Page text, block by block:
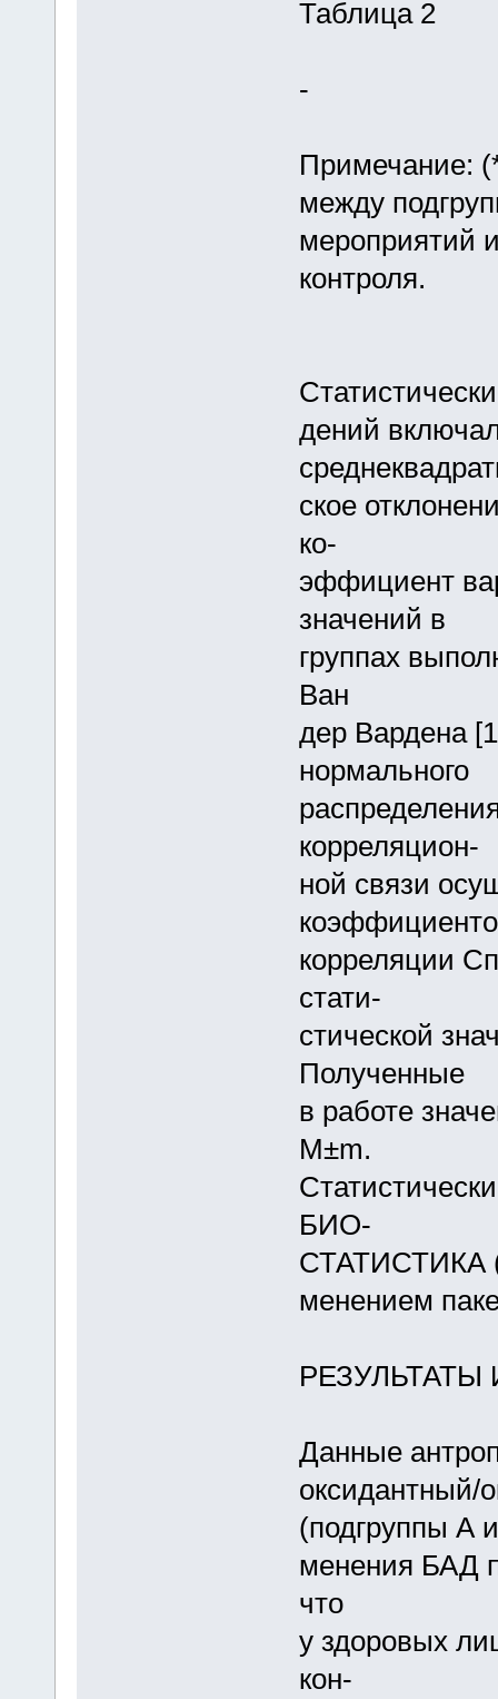
Таблица 2
-
Примечание:
между
мероприятий
контроля.
дений
ское
ко-
эффициент
значений в
группах
Ван
дер Вардена
нормального
корреляцион-
ной связи
корреляции
стати-
стической
Полученные
в работе
M±m.
БИО-
СТАТИСТИКА
менением
Данные
оксидантный/
(подгруппы А
менения БАД
что
у здоровых
кон-